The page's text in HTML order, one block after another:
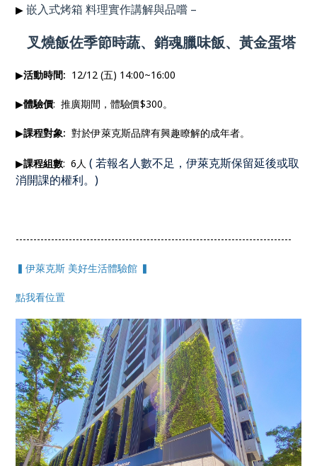
▶ 嵌入式烤箱 料理實作講解與品嚐 –
叉燒飯佐季節時蔬、銷魂臘味飯、黃金蛋塔
▶活動時間: 12/12 (五) 14:00~16:00
▶體驗價: 推廣期間，體驗價$300。
▶課程對象:對於伊萊克斯品牌有興趣瞭解的成年者。
▶課程組數: 6人(若報名人數不足，伊萊克斯保留延後或取
消開課的權利。)
------------------------------------------------------------------------------
▍伊萊克斯 美好生活體驗館 ▍
點我看位置